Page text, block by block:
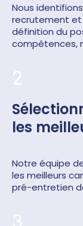
Nous
recrutement et
définition du
compétences,
2
les
Notre équipe
les meilleurs
pré-entretien